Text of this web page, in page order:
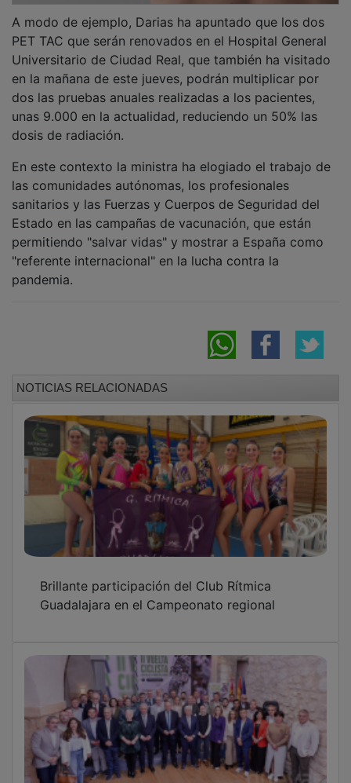
PET TAC que serán renovados en el Hospital General
Universitario de Ciudad Real, que también ha visitado
en la mañana de este jueves, podrán multiplicar por
dos las pruebas anuales realizadas a los pacientes,
unas 9.000 en la actualidad, reduciendo un 50% las
dosis de radiación.
las comunidades autónomas, los profesionales
sanitarios y las Fuerzas y Cuerpos de Seguridad del
Estado en las campañas de vacunación, que están
permitiendo "salvar vidas" y mostrar a España como
"referente internacional" en la lucha contra la
pandemia.
Guadalajara en el Campeonato regional